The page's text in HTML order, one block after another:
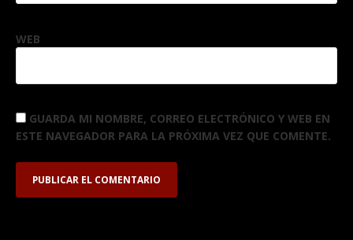
WEB
GUARDA MI NOMBRE, CORREO ELECTRÓNICO Y WEB EN
ESTE NAVEGADOR PARA LA PRÓXIMA VEZ QUE COMENTE.